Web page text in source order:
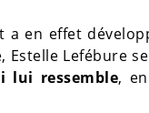
a en effet
Estelle Lefébure
lui ressemble,